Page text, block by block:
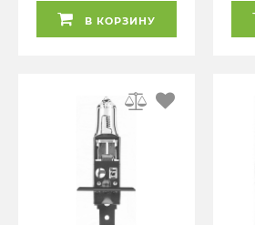
В КОРЗИНУ